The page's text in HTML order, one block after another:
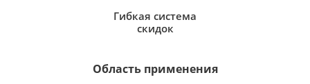
Гибкая система
скидок
Область применения